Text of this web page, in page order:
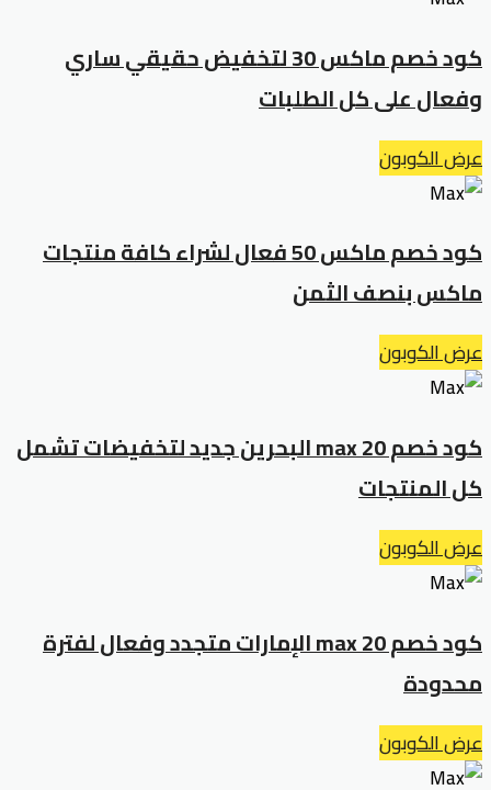
كود خصم ماكس 30 لتخفيض حقيقي ساري
وفعال على كل الطلبات
عرض الكوبون
كود خصم ماكس 50 فعال لشراء كافة منتجات
ماكس بنصف الثمن
عرض الكوبون
كود خصم max 20 البحرين جديد لتخفيضات تشمل
كل المنتجات
عرض الكوبون
كود خصم max 20 الإمارات متجدد وفعال لفترة
محدودة
عرض الكوبون